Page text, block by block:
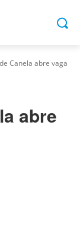
Canela abre vaga
abre